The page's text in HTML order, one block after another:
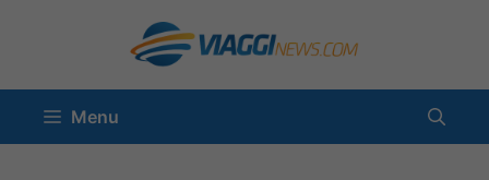
contenuto
Menu